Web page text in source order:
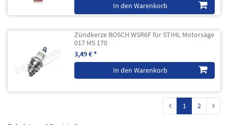
In den Warenkorb
Zündkerze BOSCH WSR6F für STIHL Motorsäge
017 MS 170
3,49 € *
In den Warenkorb
1 2